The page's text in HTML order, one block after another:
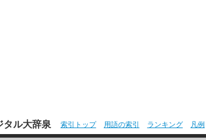
タル大辞泉 索引トップ 用語の索引 ランキング 凡例